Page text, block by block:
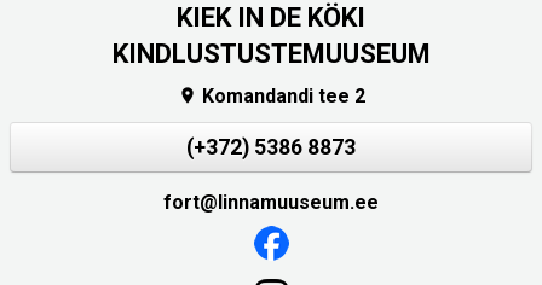
KIEK IN DE KÖKI
KINDLUSTUSTEMUUSEUM
 Komandandi tee 2
(+372) 5386 8873
fort@linnamuuseum.ee